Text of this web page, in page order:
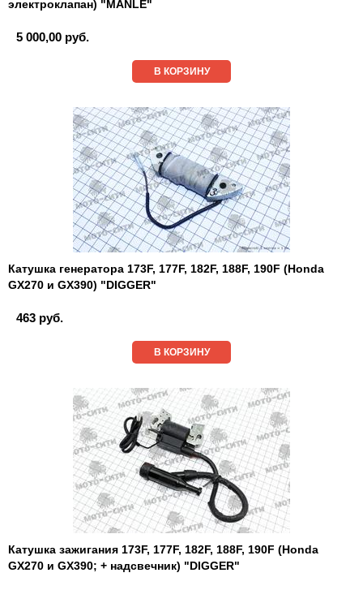
электроклапан) "MANLE"
5 000,00 руб.
В КОРЗИНУ
Катушка генератора 173F, 177F, 182F, 188F, 190F (Honda
GX270 и GX390) "DIGGER"
463 руб.
В КОРЗИНУ
Катушка зажигания 173F, 177F, 182F, 188F, 190F (Honda
GX270 и GX390; + надсвечник) "DIGGER"